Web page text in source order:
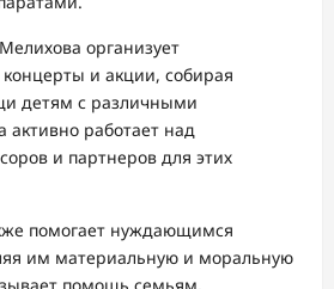
организует
и акции, собирая
детям с различными
работает над
и партнеров для этих
помогает нуждающимся
им материальную и моральную